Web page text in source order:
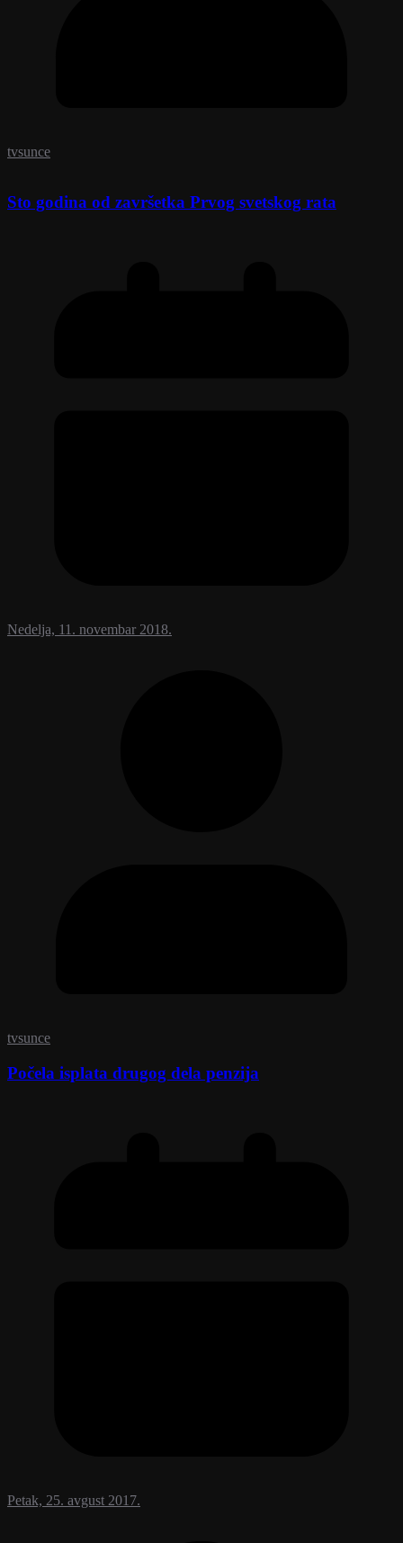
tvsunce
Sto godina od završetka Prvog svetskog rata
Nedelja, 11. novembar 2018.
tvsunce
Počela isplata drugog dela penzija
Petak, 25. avgust 2017.